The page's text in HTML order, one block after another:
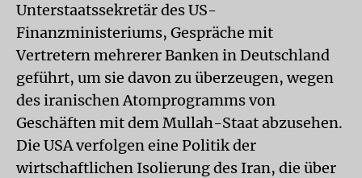
Unterstaatssekretär des US-
Finanzministeriums, Gespräche mit
Vertretern mehrerer Banken in Deutschland
geführt, um sie davon zu überzeugen, wegen
des iranischen Atomprogramms von
Geschäften mit dem Mullah-Staat abzusehen.
Die USA verfolgen eine Politik der
wirtschaftlichen Isolierung des Iran, die über